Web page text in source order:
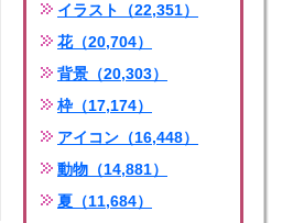
イラスト（22,351）
花（20,704）
背景（20,303）
枠（17,174）
アイコン（16,448）
動物（14,881）
夏（11,684）